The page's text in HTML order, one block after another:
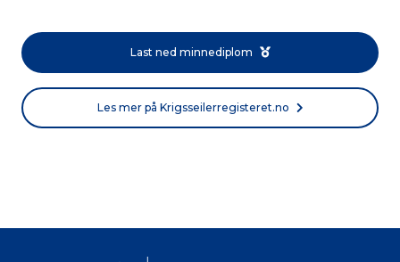
Last ned minnediplom
Les mer på Krigsseilerregisteret.no